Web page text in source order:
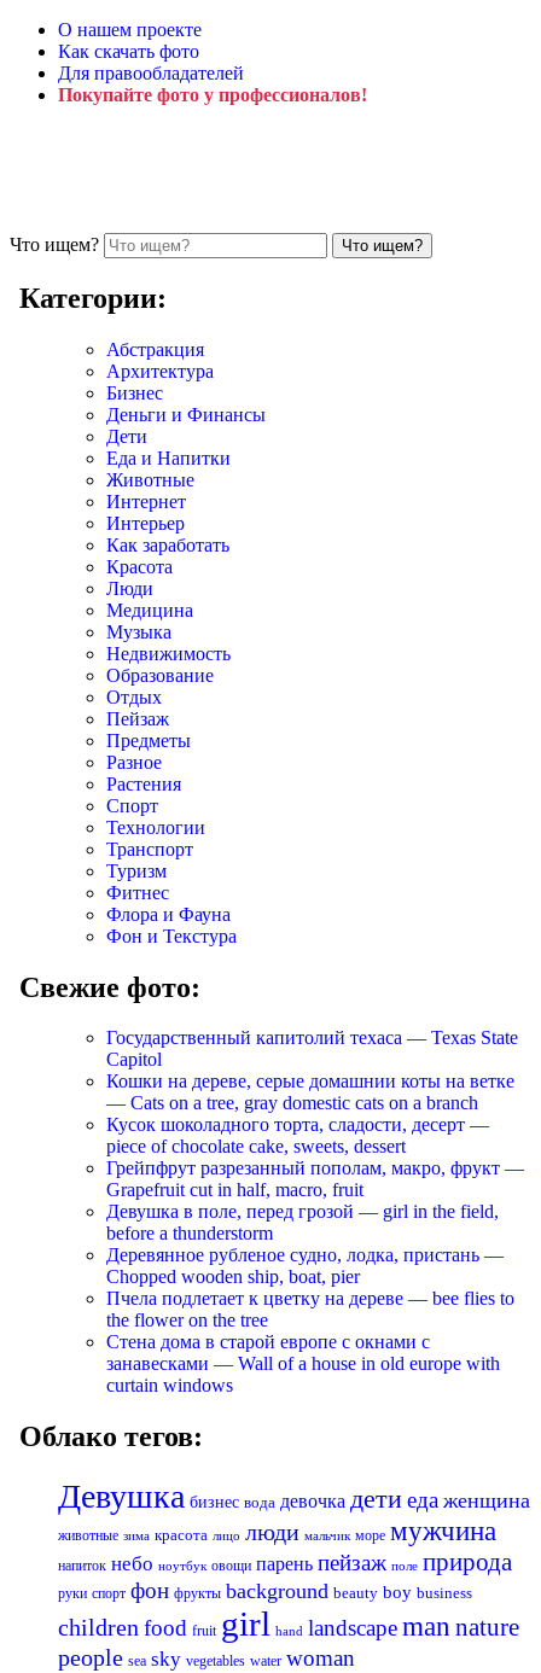
О нашем проекте
Как скачать фото
Для правообладателей
Покупайте фото у профессионалов!
Что ищем?
Категории:
Абстракция
Архитектура
Бизнес
Деньги и Финансы
Дети
Еда и Напитки
Животные
Интернет
Интерьер
Как заработать
Красота
Люди
Медицина
Музыка
Недвижимость
Образование
Отдых
Пейзаж
Предметы
Разное
Растения
Спорт
Технологии
Транспорт
Туризм
Фитнес
Флора и Фауна
Фон и Текстура
Свежие фото:
Государственный капитолий техаса — Texas State
Capitol
Кошки на дереве, серые домашнии коты на ветке
— Cats on a tree, gray domestic cats on a branch
Кусок шоколадного торта, сладости, десерт —
piece of chocolate cake, sweets, dessert
Грейпфрут разрезанный пополам, макро, фрукт —
Grapefruit cut in half, macro, fruit
Девушка в поле, перед грозой — girl in the field,
before a thunderstorm
Деревянное рубленое судно, лодка, пристань —
Chopped wooden ship, boat, pier
Пчела подлетает к цветку на дереве — bee flies to
the flower on the tree
Стена дома в старой европе с окнами с
занавесками — Wall of a house in old europe with
curtain windows
Облако тегов:
Девушка бизнес вода девочка детиеда женщина
животные зима красота лицо люди мальчик море мужчина
напиток небо ноутбук овощи парень пейзаж поле природа
руки спорт фон фрукты background beauty boy business
childrenfood fruit girl hand landscapeman nature
people sea sky vegetables water woman